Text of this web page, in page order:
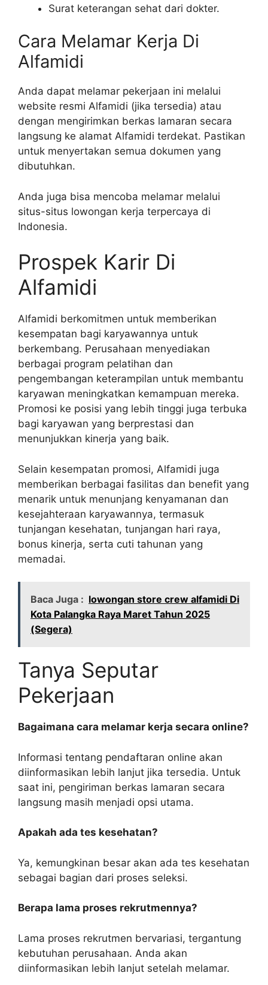
Surat keterangan sehat dari dokter.
Cara Melamar Kerja Di
Alfamidi
Anda dapat melamar pekerjaan ini melalui
website resmi Alfamidi (jika tersedia) atau
dengan mengirimkan berkas lamaran secara
langsung ke alamat Alfamidi terdekat. Pastikan
untuk menyertakan semua dokumen yang
dibutuhkan.
Anda juga bisa mencoba melamar melalui
situs-situs lowongan kerja terpercaya di
Indonesia.
Prospek Karir Di
Alfamidi
Alfamidi berkomitmen untuk memberikan
kesempatan bagi karyawannya untuk
berkembang. Perusahaan menyediakan
berbagai program pelatihan dan
pengembangan keterampilan untuk membantu
karyawan meningkatkan kemampuan mereka.
Promosi ke posisi yang lebih tinggi juga terbuka
bagi karyawan yang berprestasi dan
menunjukkan kinerja yang baik.
Selain kesempatan promosi, Alfamidi juga
memberikan berbagai fasilitas dan benefit yang
menarik untuk menunjang kenyamanan dan
kesejahteraan karyawannya, termasuk
tunjangan kesehatan, tunjangan hari raya,
bonus kinerja, serta cuti tahunan yang
memadai.
Baca Juga : lowongan store crew alfamidi Di
Kota Palangka Raya Maret Tahun 2025
(Segera)
Tanya Seputar
Pekerjaan
Bagaimana cara melamar kerja secara online?
Informasi tentang pendaftaran online akan
diinformasikan lebih lanjut jika tersedia. Untuk
saat ini, pengiriman berkas lamaran secara
langsung masih menjadi opsi utama.
Apakah ada tes kesehatan?
Ya, kemungkinan besar akan ada tes kesehatan
sebagai bagian dari proses seleksi.
Berapa lama proses rekrutmennya?
Lama proses rekrutmen bervariasi, tergantung
kebutuhan perusahaan. Anda akan
diinformasikan lebih lanjut setelah melamar.